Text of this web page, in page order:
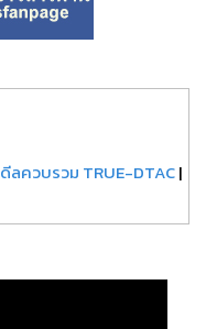
ดีลควบรวม TRUE-DTAC|